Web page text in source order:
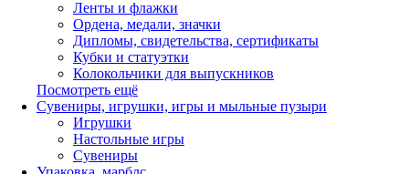
Ленты и флажки
Ордена, медали, значки
Дипломы, свидетельства, сертификаты
Кубки и статуэтки
Колокольчики для выпускников
Посмотреть ещё
Сувениры, игрушки, игры и мыльные пузыри
Игрушки
Настольные игры
Сувениры